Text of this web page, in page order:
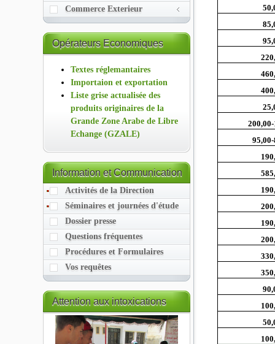
200,00-
Commerce Exterieur
OpérateursEconomiques
Textes réglemantaires
Importaion et exportation
Liste grise actualisée des
produits originaires de la
Grande Zone Arabe de Libre
Echange (GZALE)
Informationet Communication
Activités de la Direction
Séminaires et journées d'étude
Dossier presse
Questions fréquentes
Procédures et Formulaires
Vos requêtes
Attentionaux intoxications
alimentaires